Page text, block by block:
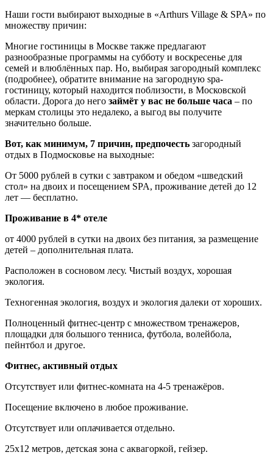
Наши гости выбирают выходные в «Arthurs Village & SPA» по
множеству причин:
Многие гостиницы в Москве также предлагают
разнообразные программы на субботу и воскресенье для
семей и влюблённых пар. Но, выбирая загородный комплекс
(подробнее), обратите внимание на загородную spa-
гостиницу, который находится поблизости, в Московской
области. Дорога до него займёт у вас не больше часа – по
меркам столицы это недалеко, а выгод вы получите
значительно больше.
Вот, как минимум, 7 причин, предпочесть загородный
отдых в Подмосковье на выходные:
От 5000 рублей в сутки с завтраком и обедом «шведский
стол» на двоих и посещением SPA, проживание детей до 12
лет — бесплатно.
Проживание в 4* отеле
от 4000 рублей в сутки на двоих без питания, за размещение
детей – дополнительная плата.
Расположен в сосновом лесу. Чистый воздух, хорошая
экология.
Техногенная экология, воздух и экология далеки от хороших.
Полноценный фитнес-центр с множеством тренажеров,
площадки для большого тенниса, футбола, волейбола,
пейнтбол и другое.
Фитнес, активный отдых
Отсутствует или фитнес-комната на 4-5 тренажёров.
Посещение включено в любое проживание.
Отсутствует или оплачивается отдельно.
25х12 метров, детская зона с аквагоркой, гейзер.